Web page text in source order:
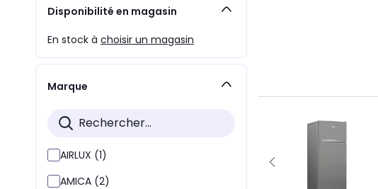
Disponibilité en magasin
En stock à choisir un magasin
Marque
AIRLUX (1)
AMICA (2)